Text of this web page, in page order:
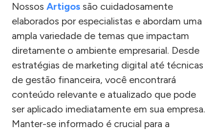
Nossos Artigos são cuidadosamente
elaborados por especialistas e abordam uma
ampla variedade de temas que impactam
diretamente o ambiente empresarial. Desde
estratégias de marketing digital até técnicas
de gestão financeira, você encontrará
conteúdo relevante e atualizado que pode
ser aplicado imediatamente em sua empresa.
Manter-se informado é crucial para a